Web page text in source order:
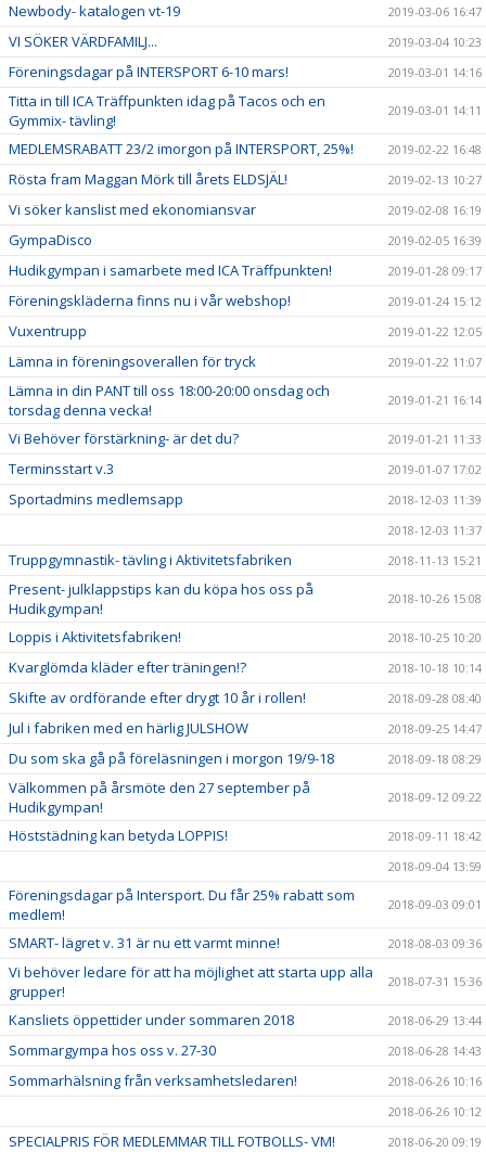
Newbody- katalogen vt-19 2019-03-06 16:47
VI SÖKER VÄRDFAMILJ... 2019-03-04 10:23
Föreningsdagar på INTERSPORT 6-10 mars! 2019-03-01 14:16
Titta in till ICA Träffpunkten idag på Tacos och en
Gymmix- tävling!
2019-03-01 14:11
MEDLEMSRABATT 23/2 imorgon på INTERSPORT, 25%! 2019-02-22 16:48
Rösta fram Maggan Mörk till årets ELDSJÄL! 2019-02-13 10:27
Vi söker kanslist med ekonomiansvar 2019-02-08 16:19
GympaDisco 2019-02-05 16:39
Hudikgympan i samarbete med ICA Träffpunkten! 2019-01-28 09:17
Föreningskläderna finns nu i vår webshop! 2019-01-24 15:12
Vuxentrupp 2019-01-22 12:05
Lämna in föreningsoverallen för tryck 2019-01-22 11:07
Lämna in din PANT till oss 18:00-20:00 onsdag och
torsdag denna vecka!
2019-01-21 16:14
Vi Behöver förstärkning- är det du? 2019-01-21 11:33
Terminsstart v.3 2019-01-07 17:02
Sportadmins medlemsapp
2018-12-03 11:39
2018-12-03 11:37
Truppgymnastik- tävling i Aktivitetsfabriken 2018-11-13 15:21
Present- julklappstips kan du köpa hos oss på
Hudikgympan!
2018-10-26 15:08
Loppis i Aktivitetsfabriken! 2018-10-25 10:20
Kvarglömda kläder efter träningen!? 2018-10-18 10:14
Skifte av ordförande efter drygt 10 år i rollen! 2018-09-28 08:40
Jul i fabriken med en härlig JULSHOW 2018-09-25 14:47
Du som ska gå på föreläsningen i morgon 19/9-18 2018-09-18 08:29
Välkommen på årsmöte den 27 september på
Hudikgympan!
2018-09-12 09:22
Höststädning kan betyda LOPPIS!
2018-09-11 18:42
2018-09-04 13:59
Föreningsdagar på Intersport. Du får 25% rabatt som
medlem!
2018-09-03 09:01
SMART- lägret v. 31 är nu ett varmt minne! 2018-08-03 09:36
Vi behöver ledare för att ha möjlighet att starta upp alla
grupper!
2018-07-31 15:36
Kansliets öppettider under sommaren 2018 2018-06-29 13:44
Sommargympa hos oss v. 27-30 2018-06-28 14:43
Sommarhälsning från verksamhetsledaren!
2018-06-26 10:16
2018-06-26 10:12
SPECIALPRIS FÖR MEDLEMMAR TILL FOTBOLLS- VM! 2018-06-20 09:19